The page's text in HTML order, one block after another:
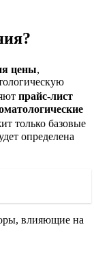
цены,
прайс-лист
только базовые
определена